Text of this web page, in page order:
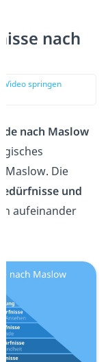
nach
Video springen
nach Maslow
Maslow. Die
Bedürfnisse und
aufeinander